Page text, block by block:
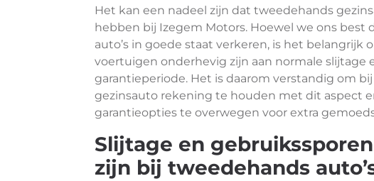
Het kan een nadeel zijn dat tweedehands
hebben bij Izegem Motors. Hoewel we ons best
auto’s in goede staat verkeren, is het
voertuigen onderhevig zijn aan normale slijtage
garantieperiode. Het is daarom verstandig om
gezinsauto rekening te houden met dit aspect
garantieopties te overwegen voor extra
Slijtage en
zijn bij tweedehands